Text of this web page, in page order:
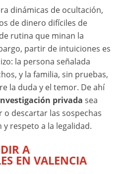
dinámicas de ocultación,
de dinero difíciles de
rutina que minan la
partir de intuiciones es
la persona señalada
y la familia, sin pruebas,
la duda y el temor. De ahí
privada sea
o descartar las sospechas
respeto a la legalidad.
A
EN VALENCIA